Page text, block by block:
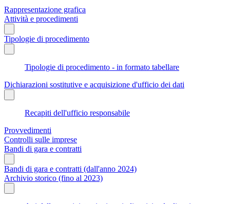
Rappresentazione grafica
Attività e procedimenti
Tipologie di procedimento
Tipologie di procedimento - in formato tabellare
Dichiarazioni sostitutive e acquisizione d'ufficio dei dati
Recapiti dell'ufficio responsabile
Provvedimenti
Controlli sulle imprese
Bandi di gara e contratti
Bandi di gara e contratti (dall'anno 2024)
Archivio storico (fino al 2023)